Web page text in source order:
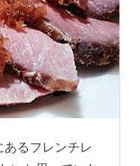
るフレンチレ